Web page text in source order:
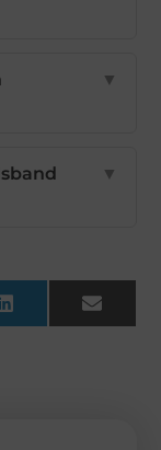
▼
▼
LinkedIn Email